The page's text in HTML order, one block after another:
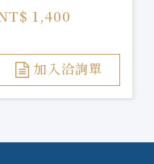
NOIR
1,400
加入洽詢單